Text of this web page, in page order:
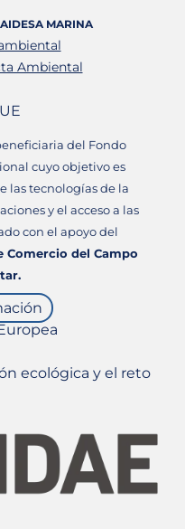
MARINA
Ambiental
del Fondo
cuyo objetivo es
las tecnologías de la
y el acceso a las
con el apoyo del
Comercio del Campo